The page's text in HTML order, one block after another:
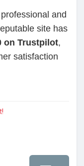
and
site has
on Trustpilot,
satisfaction